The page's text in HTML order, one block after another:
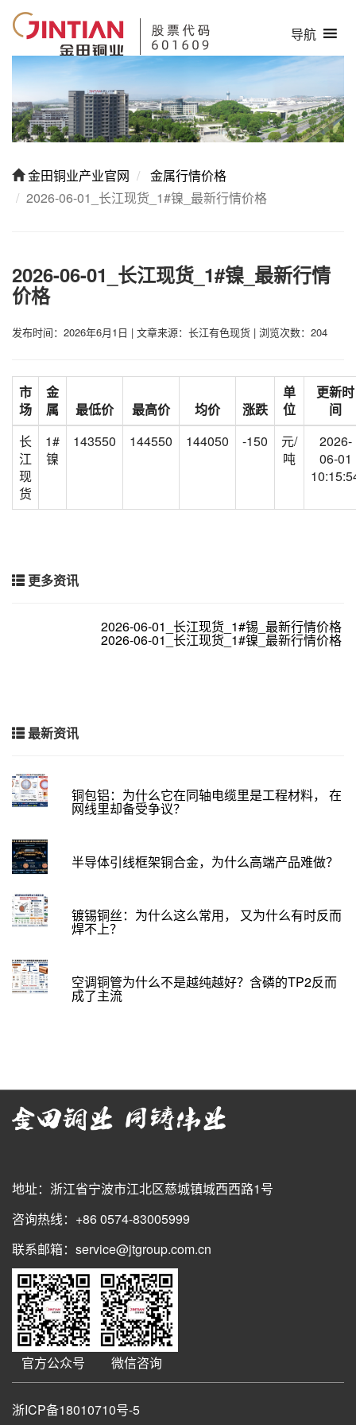
导航
金田铜业产业官网
金属行情价格
2026-06-01_长江现货_1#镍_最新行情价格
2026-06-01_长江现货_1#镍_最新行情
价格
发布时间：2026年6月1日 | 文章来源：长江有色现货 | 浏览次数：204
市
场
金
属
最低价 最高价 均价 涨跌
单
位
更新时
间
长
江
现
货
1#
镍
143550 144550 144050 -150
元/
吨
2026-
06-01
更多资讯
2026-06-01_长江现货_1#锡_最新行情价格
2026-06-01_长江现货_1#镍_最新行情价格
最新资讯
铜包铝：为什么它在同轴电缆里是工程材料， 在
网线里却备受争议？
半导体引线框架铜合金，为什么高端产品难做？
镀锡铜丝：为什么这么常用， 又为什么有时反而
焊不上？
空调铜管为什么不是越纯越好？含磷的TP2反而
成了主流
地址：浙江省宁波市江北区慈城镇城西西路1号
咨询热线：+86 0574-83005999
联系邮箱：service@jtgroup.com.cn
官方公众号 微信咨询
浙ICP备18010710号-5